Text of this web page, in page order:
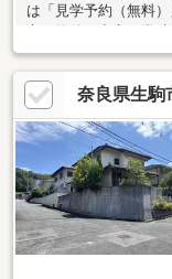
は「見学予約（無料
ーネット未公開物件
社へお問合せ下さい
は1社完結でお住替え
に☆ ◆住宅ローンのご相談もお任せ下さい！お勤め先や勤続年
数、ご年収等により
任の住宅ローンアド
ご紹介します！
奈良県生駒